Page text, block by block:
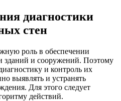
диагностики
стен
роль в обеспечении
зданий и сооружений. Поэтому
и контроль их
выявлять и устранять
Для этого следует
действий.